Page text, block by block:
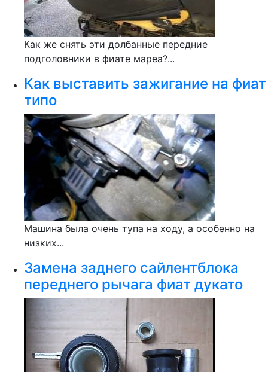
Как же снять эти долбанные передние
подголовники в фиате мареа?...
Как выставить зажигание на фиат
типо
Машина была очень тупа на ходу, а особенно на
низких...
Замена заднего сайлентблока
переднего рычага фиат дукато